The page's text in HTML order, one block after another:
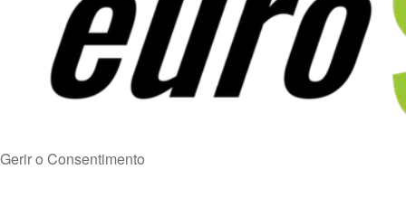
Gerir o Consentimento